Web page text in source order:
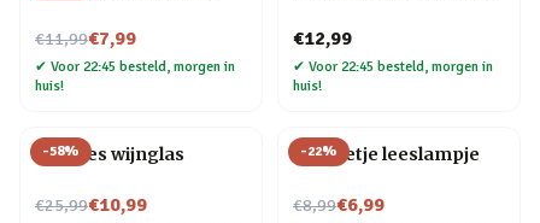
€11,99
Nu voor€7,99
✔ Voor 22:45 besteld, morgen in
huis!
€12,99
✔ Voor 22:45 besteld, morgen in
huis!
-58%
Wijnfles wijnglas
€25,99
Nu voor€10,99
-22%
Mannetje leeslampje
€8,99
Nu voor€6,99